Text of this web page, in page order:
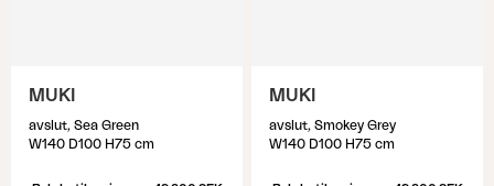
MUKI
avslut, Sea Green
W140 D100 H75 cm
MUKI
avslut, Smokey Grey
W140 D100 H75 cm